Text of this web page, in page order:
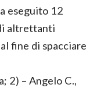
eseguito 12
altrettanti
fine di spacciare
2) – Angelo C.,